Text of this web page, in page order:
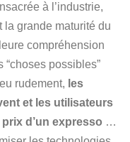
à l’industrie,
la grande maturité du
compréhension
possibles”
rudement, les
et les utilisateurs
d’un expresso …